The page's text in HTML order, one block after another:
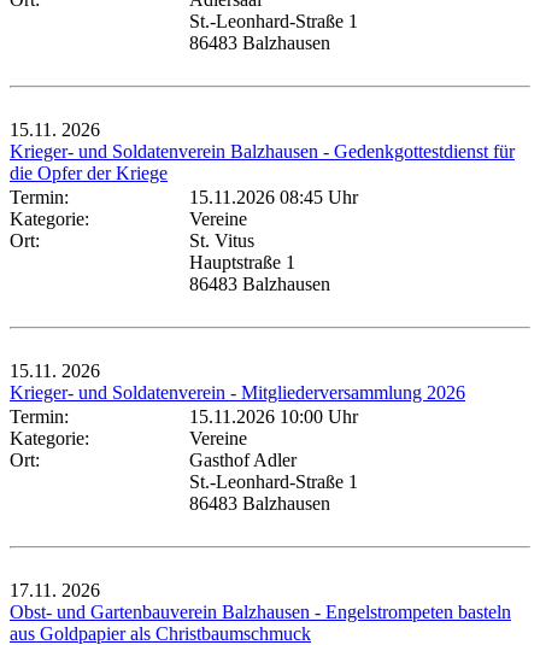
St.-Leonhard-Straße 1
86483 Balzhausen
15.11. 2026
Krieger- und Soldatenverein Balzhausen - Gedenkgottestdienst für
die Opfer der Kriege
Termin:
15.11.2026 08:45 Uhr
Kategorie:
Vereine
Ort:
St. Vitus
Hauptstraße 1
86483 Balzhausen
15.11. 2026
Krieger- und Soldatenverein - Mitgliederversammlung 2026
Termin:
15.11.2026 10:00 Uhr
Kategorie:
Vereine
Ort:
Gasthof Adler
St.-Leonhard-Straße 1
86483 Balzhausen
17.11. 2026
Obst- und Gartenbauverein Balzhausen - Engelstrompeten basteln
aus Goldpapier als Christbaumschmuck